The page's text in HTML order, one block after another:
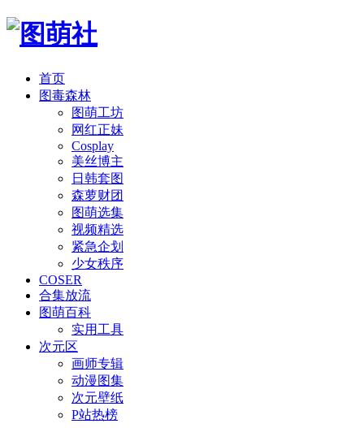
首页
图毒森林
图萌工坊
网红正妹
Cosplay
美丝博主
日韩套图
森萝财团
图萌选集
视频精选
紧急企划
少女秩序
COSER
合集放流
图萌百科
实用工具
次元区
画师专辑
动漫图集
次元壁纸
P站热榜